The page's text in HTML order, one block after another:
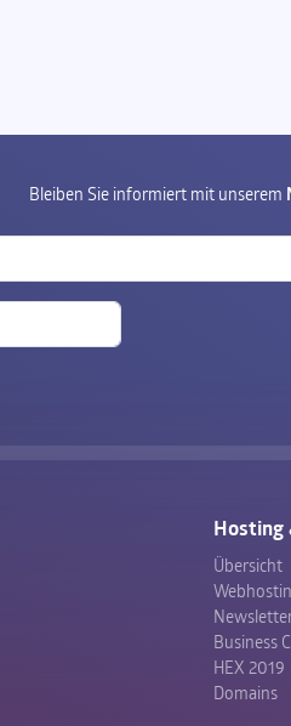
Bleiben Sie informiert mit unserem
Hosting
Übersicht
Business
HEX 2019
Domains